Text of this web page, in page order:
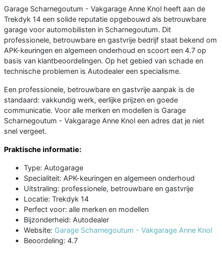
Garage Scharnegoutum - Vakgarage Anne Knol heeft aan de
Trekdyk 14 een solide reputatie opgebouwd als betrouwbare
garage voor automobilisten in Scharnegoutum. Dit
professionele, betrouwbare en gastvrije bedrijf staat bekend om
APK-keuringen en algemeen onderhoud en scoort een 4.7 op
basis van klantbeoordelingen. Op het gebied van schade en
technische problemen is Autodealer een specialisme.
Een professionele, betrouwbare en gastvrije aanpak is de
standaard: vakkundig werk, eerlijke prijzen en goede
communicatie. Voor alle merken en modellen is Garage
Scharnegoutum - Vakgarage Anne Knol een adres dat je niet
snel vergeet.
Praktische informatie:
Type: Autogarage
Specialiteit: APK-keuringen en algemeen onderhoud
Uitstraling: professionele, betrouwbare en gastvrije
Locatie: Trekdyk 14
Perfect voor: alle merken en modellen
Bijzonderheid: Autodealer
Website: Garage Scharnegoutum - Vakgarage Anne Knol
Beoordeling: 4.7